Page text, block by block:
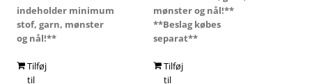
indeholder minimum
stof, garn, mønster
og nål!**
Tilføj
til
mønster og nål!**
**Beslag købes
separat**
Tilføj
til